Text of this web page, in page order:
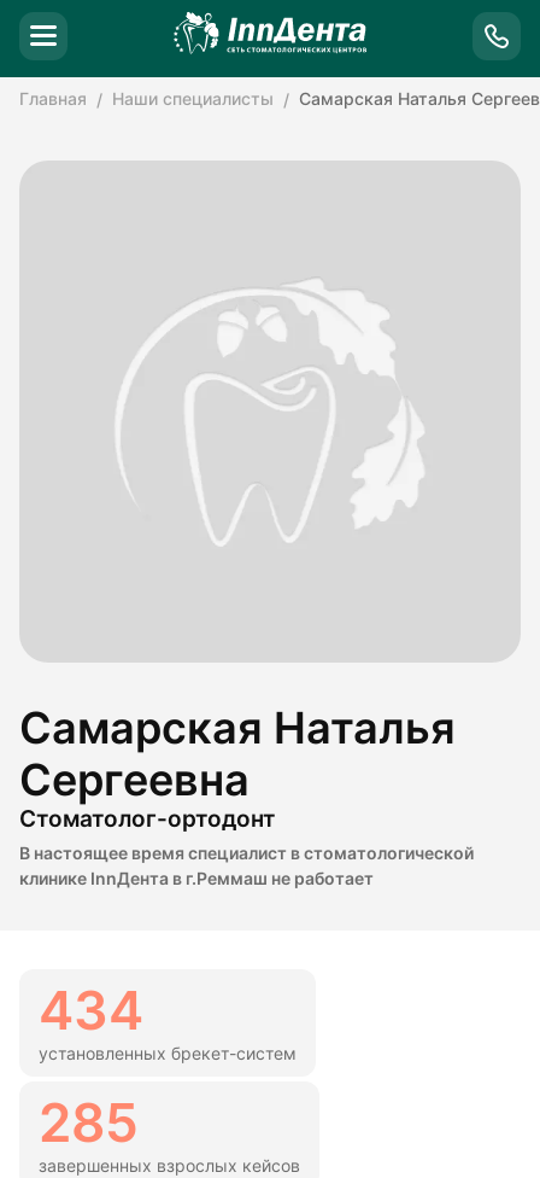
Главная Наши специалисты Самарская Наталья
Самарская Наталья
Сергеевна
Стоматолог-ортодонт
В настоящее время специалист в стоматологической
клинике InnДента в г.Реммаш не работает
434
установленных брекет-систем
285
завершенных взрослых кейсов